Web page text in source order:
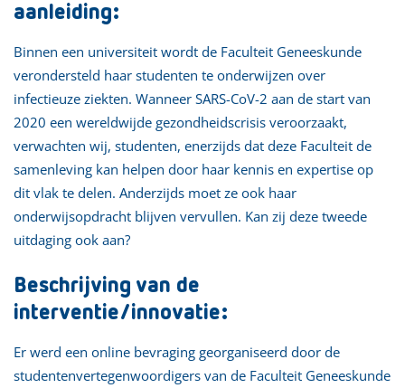
aanleiding:
Binnen een universiteit wordt de Faculteit Geneeskunde
verondersteld haar studenten te onderwijzen over
infectieuze ziekten. Wanneer SARS-CoV-2 aan de start van
2020 een wereldwijde gezondheidscrisis veroorzaakt,
verwachten wij, studenten, enerzijds dat deze Faculteit de
samenleving kan helpen door haar kennis en expertise op
dit vlak te delen. Anderzijds moet ze ook haar
onderwijsopdracht blijven vervullen. Kan zij deze tweede
uitdaging ook aan?
Beschrijving van de
interventie/innovatie:
Er werd een online bevraging georganiseerd door de
studentenvertegenwoordigers van de Faculteit Geneeskunde